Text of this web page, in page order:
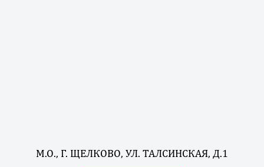
М.О., Г. ЩЕЛКОВО, УЛ. ТАЛСИНСКАЯ, Д.1